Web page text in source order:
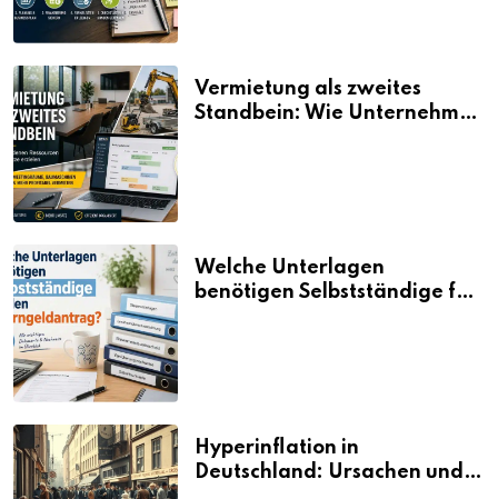
Vermietung als zweites
Standbein: Wie Unternehmen
Welche Unterlagen
benötigen Selbstständige für
Hyperinflation in
Deutschland: Ursachen und